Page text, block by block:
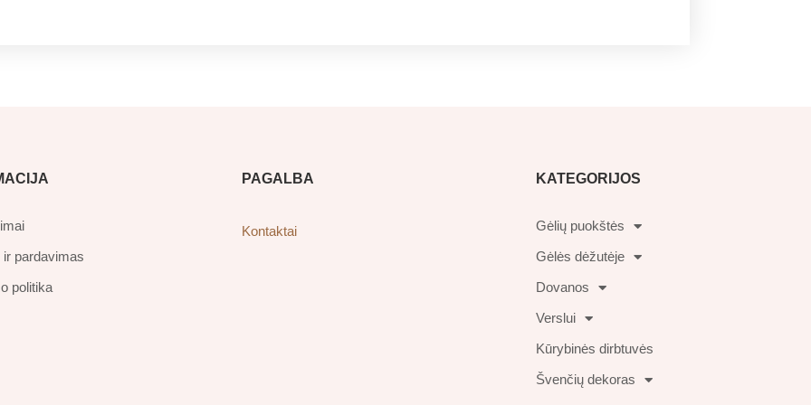
pardavimas
politika
PAGALBA
Kontaktai
KATEGORIJOS
Gėlių puokštės
Gėlės dėžutėje
Dovanos
Verslui
Kūrybinės dirbtuvės
Švenčių dekoras